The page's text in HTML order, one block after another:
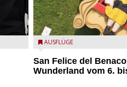
San Felice del Benaco: Drei
AUSFLÜGE
San Felice del
Wunderland vom 6.